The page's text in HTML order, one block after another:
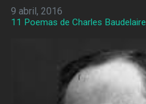
9 abril, 2016
11 Poemas de Charles Baudelaire